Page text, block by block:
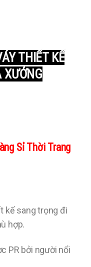
THIẾT KẾ
XƯỞNG
Sỉ Thời Trang
kế sang trọng đi
hợp.
PR bởi người nổi